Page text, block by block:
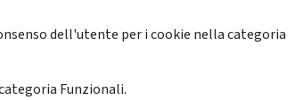
dell'utente per i cookie nella categoria
Funzionali.